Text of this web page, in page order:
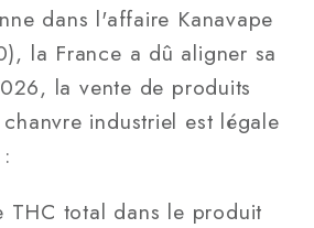
dans l'affaire Kanavape
la France a dû aligner sa
la vente de produits
industriel est légale
THC total dans le produit